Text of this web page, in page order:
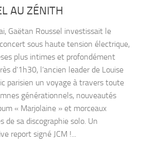
AU ZÉNITH
Gaëtan Roussel investissait le
sous haute tension électrique,
plus intimes et profondément
d’1h30, l’ancien leader de Louise
parisien un voyage à travers toute
générationnels, nouveautés
« Marjolaine » et morceaux
de sa discographie solo. Un
report signé JCM !...